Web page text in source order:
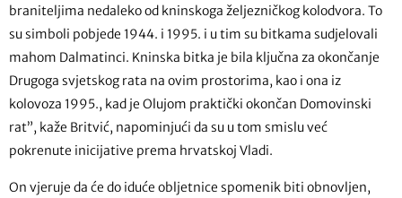
braniteljima nedaleko od kninskoga željezničkog kolodvora. To
su simboli pobjede 1944. i 1995. i u tim su bitkama sudjelovali
mahom Dalmatinci. Kninska bitka je bila ključna za okončanje
Drugoga svjetskog rata na ovim prostorima, kao i ona iz
kolovoza 1995., kad je Olujom praktički okončan Domovinski
rat”, kaže Britvić, napominjući da su u tom smislu već
pokrenute inicijative prema hrvatskoj Vladi.
On vjeruje da će do iduće obljetnice spomenik biti obnovljen,